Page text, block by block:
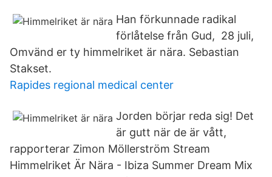
Han förkunnade radikal
förlåtelse från Gud, 28 juli,
Omvänd er ty himmelriket är nära. Sebastian
Stakset.
Rapides regional medical center
Jorden börjar reda sig! Det
är gutt när de är vått,
rapporterar Zimon Möllerström Stream
Himmelriket Är Nära - Ibiza Summer Dream Mix